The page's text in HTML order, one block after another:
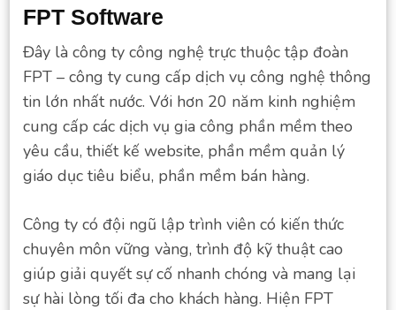
FPT Software
Đây là công ty công nghệ trực thuộc tập đoàn
FPT – công ty cung cấp dịch vụ công nghệ thông
tin lớn nhất nước. Với hơn 20 năm kinh nghiệm
cung cấp các dịch vụ gia công phần mềm theo
yêu cầu, thiết kế website, phần mềm quản lý
giáo dục tiêu biểu, phần mềm bán hàng.
Công ty có đội ngũ lập trình viên có kiến ​​thức
chuyên môn vững vàng, trình độ kỹ thuật cao
giúp giải quyết sự cố nhanh chóng và mang lại
sự hài lòng tối đa cho khách hàng. Hiện FPT